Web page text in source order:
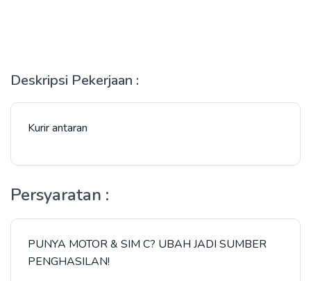
Deskripsi Pekerjaan :
Kurir antaran
Persyaratan :
PUNYA MOTOR & SIM C? UBAH JADI SUMBER
PENGHASILAN!